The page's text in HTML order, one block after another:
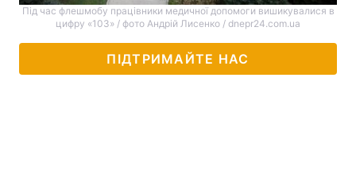
Під час флешмобу працівники медичної допомоги вишикувалися в
цифру «103» / фото Андрій Лисенко / dnepr24.com.ua
ПІДТРИМАЙТЕ НАС